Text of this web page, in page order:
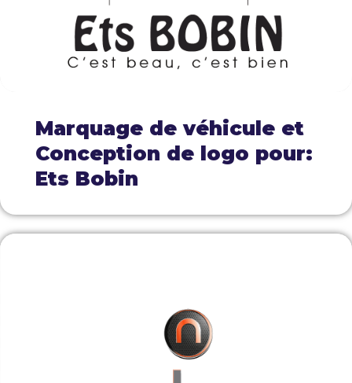
Marquage de véhicule et
Conception de logo pour:
Ets Bobin